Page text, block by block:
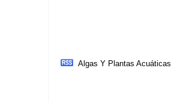
Algas Y Plantas Acuáticas